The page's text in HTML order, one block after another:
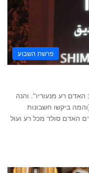
פרשת השבוע
רע מנעוריו". והנה
ביקשו חשבונות
האדם סולד מכל רע ועול